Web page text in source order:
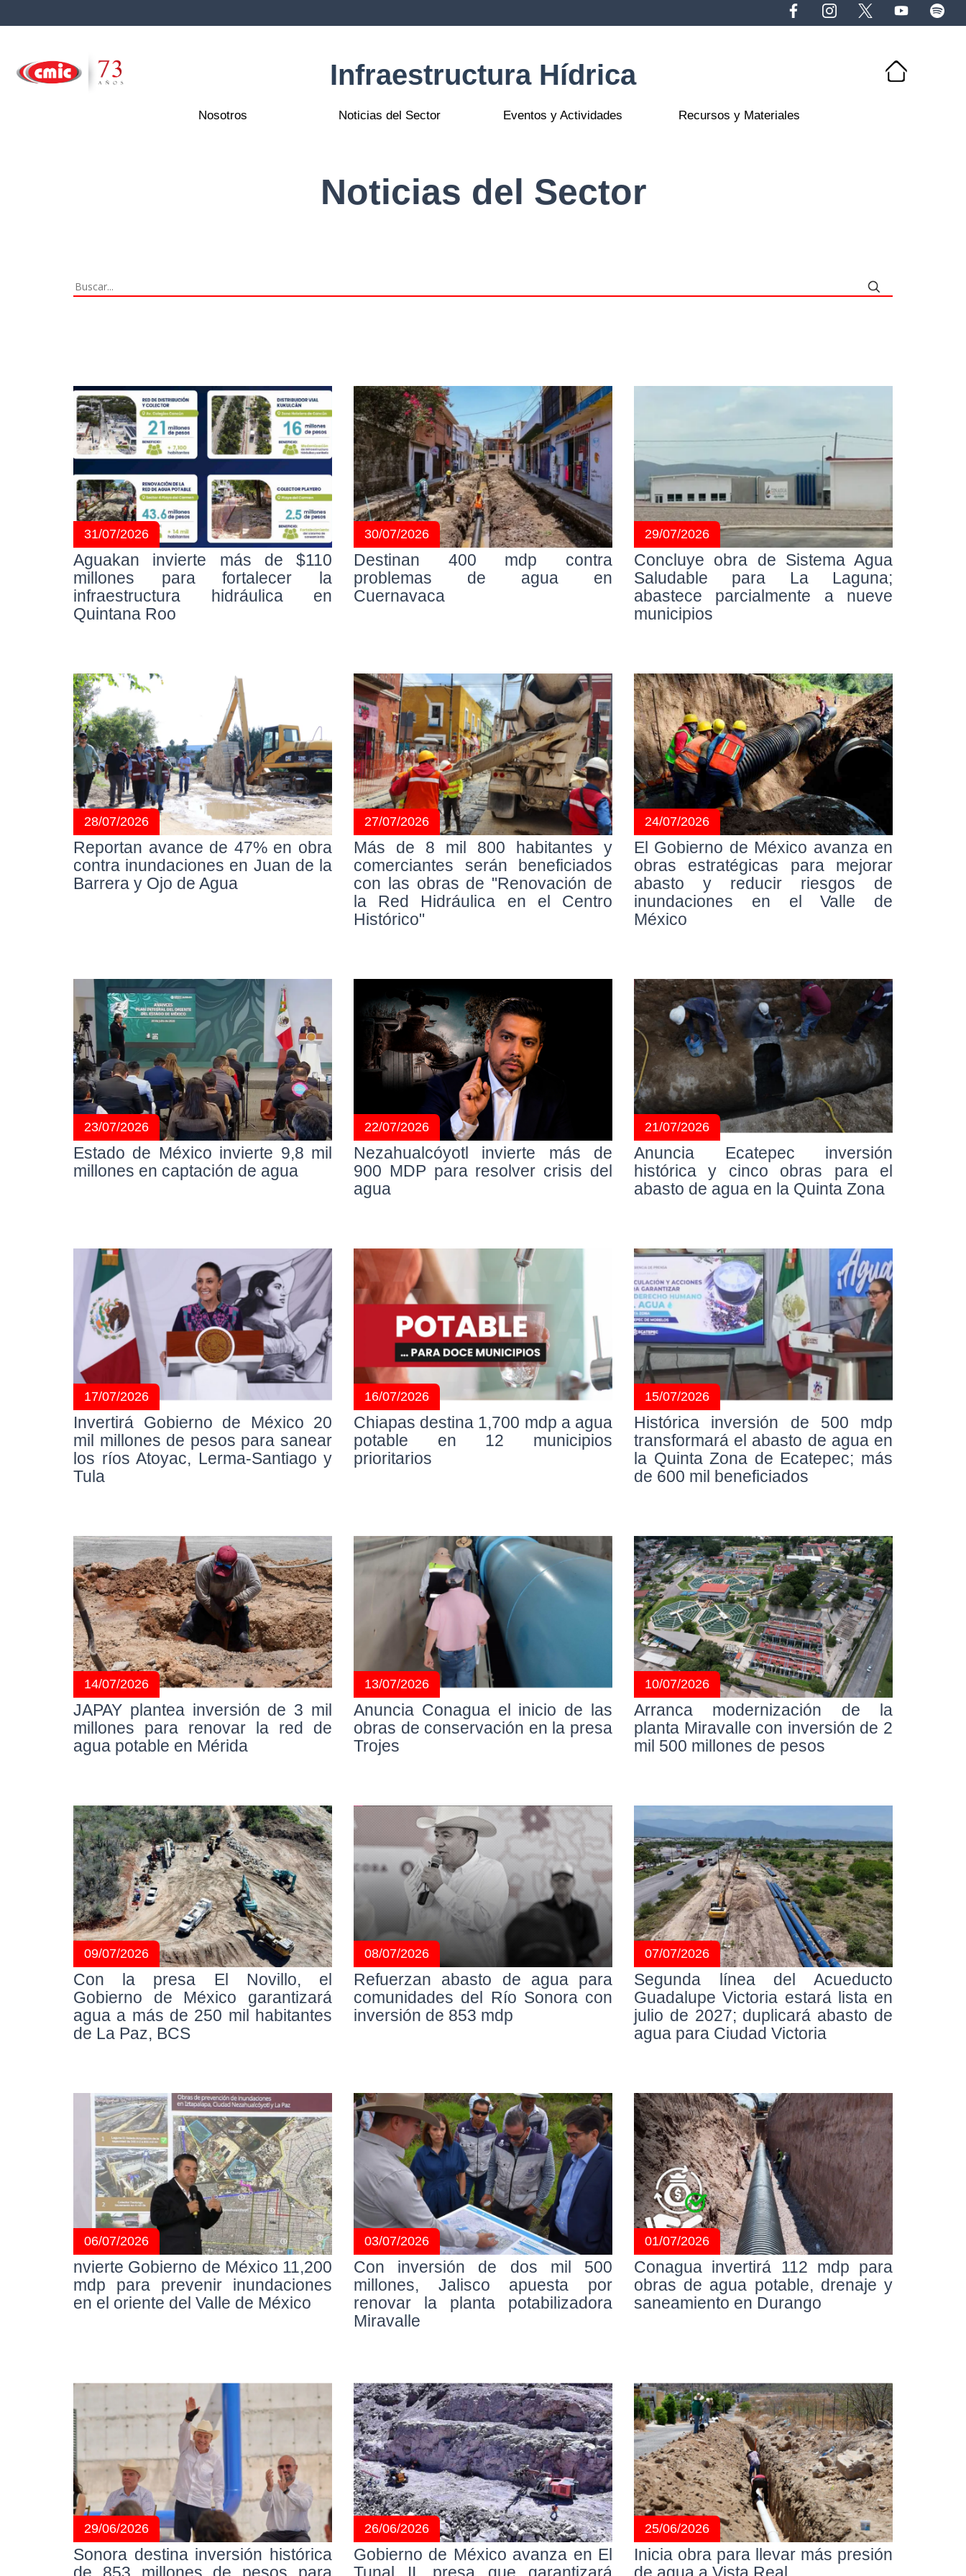
Infraestructura Hídrica
Nosotros Noticias del Sector Eventos y Actividades Recursos y Materiales
Noticias del Sector
31/07/2026
Aguakan invierte más de $110
millones para fortalecer la
infraestructura hidráulica en
Quintana Roo
30/07/2026
Destinan 400 mdp contra
problemas de agua en
Cuernavaca
29/07/2026
Concluye obra de Sistema Agua
Saludable para La Laguna;
abastece parcialmente a nueve
municipios
28/07/2026
Reportan avance de 47% en obra
contra inundaciones en Juan de la
Barrera y Ojo de Agua
27/07/2026
Más de 8 mil 800 habitantes y
comerciantes serán beneficiados
con las obras de "Renovación de
la Red Hidráulica en el Centro
Histórico"
24/07/2026
El Gobierno de México avanza en
obras estratégicas para mejorar
abasto y reducir riesgos de
inundaciones en el Valle de
México
23/07/2026
Estado de México invierte 9,8 mil
millones en captación de agua
22/07/2026
Nezahualcóyotl invierte más de
900 MDP para resolver crisis del
agua
21/07/2026
Anuncia Ecatepec inversión
histórica y cinco obras para el
abasto de agua en la Quinta Zona
17/07/2026
Invertirá Gobierno de México 20
mil millones de pesos para sanear
los ríos Atoyac, Lerma-Santiago y
Tula
16/07/2026
Chiapas destina 1,700 mdp a agua
potable en 12 municipios
prioritarios
15/07/2026
Histórica inversión de 500 mdp
transformará el abasto de agua en
la Quinta Zona de Ecatepec; más
de 600 mil beneficiados
14/07/2026
JAPAY plantea inversión de 3 mil
millones para renovar la red de
agua potable en Mérida
13/07/2026
Anuncia Conagua el inicio de las
obras de conservación en la presa
Trojes
10/07/2026
Arranca modernización de la
planta Miravalle con inversión de 2
mil 500 millones de pesos
09/07/2026
Con la presa El Novillo, el
Gobierno de México garantizará
agua a más de 250 mil habitantes
de La Paz, BCS
08/07/2026
Refuerzan abasto de agua para
comunidades del Río Sonora con
inversión de 853 mdp
07/07/2026
Segunda línea del Acueducto
Guadalupe Victoria estará lista en
julio de 2027; duplicará abasto de
agua para Ciudad Victoria
06/07/2026
nvierte Gobierno de México 11,200
mdp para prevenir inundaciones
en el oriente del Valle de México
03/07/2026
Con inversión de dos mil 500
millones, Jalisco apuesta por
renovar la planta potabilizadora
Miravalle
01/07/2026
Conagua invertirá 112 mdp para
obras de agua potable, drenaje y
saneamiento en Durango
29/06/2026
Sonora destina inversión histórica
26/06/2026
Gobierno de México avanza en El
25/06/2026
Inicia obra para llevar más presión